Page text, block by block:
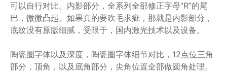
可以自行对比。内影部分，全系列全部修正字母“R”的尾
巴，微微凸起。如果真的要吹毛求疵，那就是内影部分，
底纹没有原版细腻，受限于，国内激光技术以及设备。
陶瓷圈字体以及深度，陶瓷圈字体细节对比，12点位三角
部分，顶角，以及底角部分，尖角位置全部做圆角处理。